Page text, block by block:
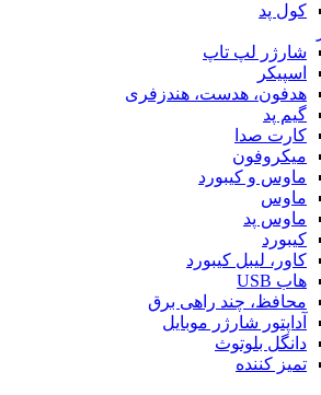
کول پد
شارژر لپ تاپ
اسپیکر
هدفون، هدست، هندزفری
گیم پد
کارت صدا
میکروفون
ماوس و کیبورد
ماوس
ماوس پد
کیبورد
کاور، لیبل کیبورد
هاب USB
محافظ، چند راهی برق
آداپتور شارژر موبایل
دانگل بلوتوث
تمیز کننده